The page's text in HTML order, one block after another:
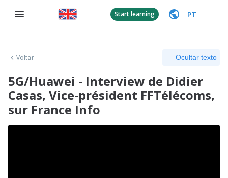
Start learning PT
Voltar Ocultar texto
5G/Huawei - Interview de Didier
Casas, Vice-président FFTélécoms,
sur France Info